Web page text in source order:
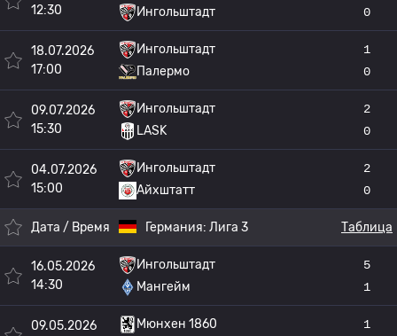
12:30
Ингольштадт
0
18.07.2026
17:00
Ингольштадт
Палермо
1
0
09.07.2026
15:30
Ингольштадт
LASK
2
0
04.07.2026
15:00
Ингольштадт
Айхштатт
2
0
Дата / Время Германия: Лига 3 Таблица
16.05.2026
14:30
Ингольштадт
Мангейм
5
1
09.05.2026
Мюнхен 1860
1